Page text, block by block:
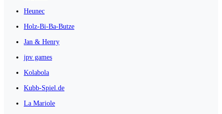
Heunec
Holz-Bi-Ba-Butze
Jan & Henry
jpv games
Kolabola
Kubb-Spiel.de
La Mariole